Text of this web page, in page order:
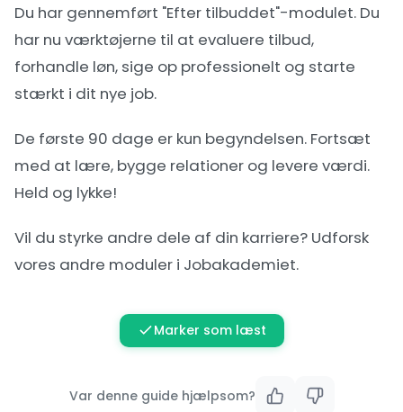
Du har gennemført "Efter tilbuddet"-modulet. Du
har nu værktøjerne til at evaluere tilbud,
forhandle løn, sige op professionelt og starte
stærkt i dit nye job.
De første 90 dage er kun begyndelsen. Fortsæt
med at lære, bygge relationer og levere værdi.
Held og lykke!
Vil du styrke andre dele af din karriere? Udforsk
vores andre moduler i Jobakademiet.
Marker som læst
Var denne guide hjælpsom?